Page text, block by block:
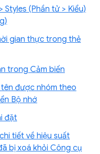
Styles (Phần tử > Kiểu)
gian thực trong thẻ
trong Cảm biến
được nhóm theo
Bộ nhớ
đặt
tiết về hiệu suất
bị xoá khỏi Công cụ